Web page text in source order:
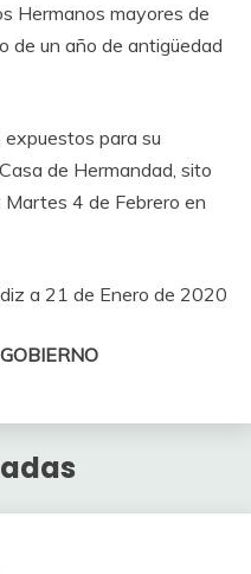
Hermanos mayores de
de un año de antigüedad
para su
de Hermandad, sito
Martes 4 de Febrero en
a 21 de Enero de 2020